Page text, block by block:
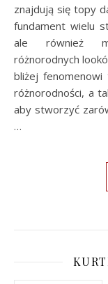
znajdują się topy
fundament wielu
ale również
różnorodnych
bliżej
różnorodności, a
aby stworzyć
…